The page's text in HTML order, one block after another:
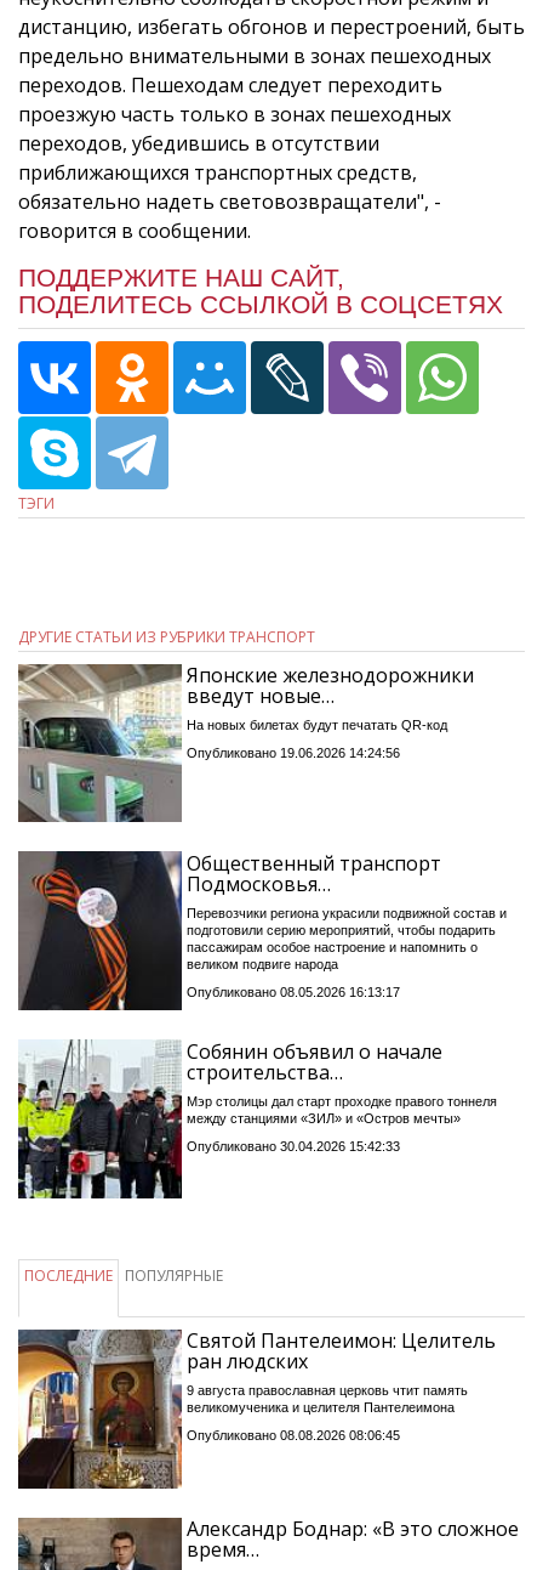
дистанцию, избегать обгонов и перестроений, быть
предельно внимательными в зонах пешеходных
переходов. Пешеходам следует переходить
проезжую часть только в зонах пешеходных
переходов, убедившись в отсутствии
приближающихся транспортных средств,
обязательно надеть световозвращатели", -
говорится в сообщении.
ПОДДЕРЖИТЕ НАШ САЙТ,
ПОДЕЛИТЕСЬ ССЫЛКОЙ В СОЦСЕТЯХ
ТЭГИ
ДРУГИЕ СТАТЬИ ИЗ РУБРИКИ ТРАНСПОРТ
Японские железнодорожники
введут новые…
На новых билетах будут печатать QR-код
Опубликовано 19.06.2026 14:24:56
Общественный транспорт
Подмосковья…
Перевозчики региона украсили подвижной состав и
подготовили серию мероприятий, чтобы подарить
пассажирам особое настроение и напомнить о
великом подвиге народа
Опубликовано 08.05.2026 16:13:17
Собянин объявил о начале
строительства…
Мэр столицы дал старт проходке правого тоннеля
между станциями «ЗИЛ» и «Остров мечты»
Опубликовано 30.04.2026 15:42:33
ПОСЛЕДНИЕ ПОПУЛЯРНЫЕ
Святой Пантелеимон: Целитель
ран людских
9 августа православная церковь чтит память
великомученика и целителя Пантелеимона
Опубликовано 08.08.2026 08:06:45
Александр Боднар: «В это сложное
время…